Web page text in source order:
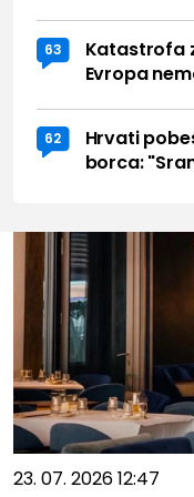
63
Katastrofa
Evropa
62
Hrvati
borca:
23. 07. 2026 12:47